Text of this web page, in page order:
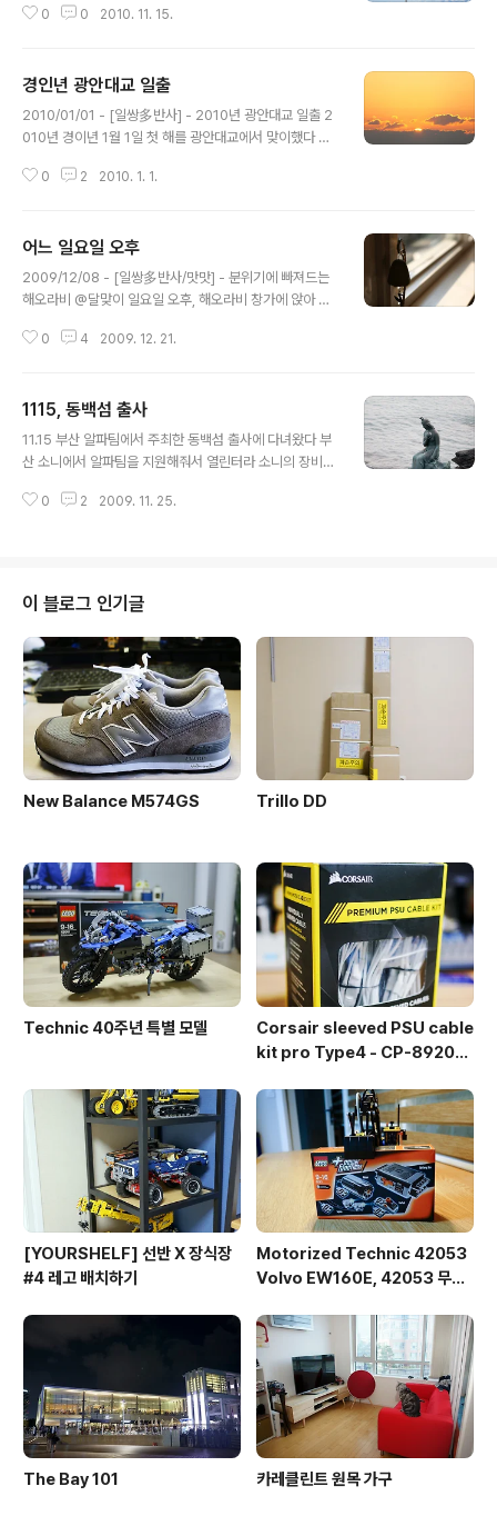
0 0 2010. 11. 15.
경인년 광안대교 일출
2010/01/01 - [일쌍多반사] - 2010년 광안대교 일출 2
010년 경이년 1월 1일 첫 해를 광안대교에서 맞이했다 바
해가 수~욱 떠오르는 걸 보며 올해도 행복하길 빌어본다 7
년! 경인년 새해! 새해 복 많이 받으세요 a550 & 80-200
F2.8 minolta 흑통
0 2 2010. 1. 1.
어느 일요일 오후
2009/12/08 - [일쌍多반사/맛맛] - 분위기에 빠져드는
해오라비 @달맞이 일요일 오후, 해오라비 창가에 앉아 따
는 화이트카페모카 입구 문고리에 이렇게 이쁜 장식이 :) 바
0 4 2009. 12. 21.
1115, 동백섬 출사
11.15 부산 알파팀에서 주최한 동백섬 출사에 다녀왔다 부
산 소니에서 알파팀을 지원해줘서 열린터라 소니의 장비들
G SSM 등등 가져간 200G 외에 많은 렌즈들을 사용해
300G SSM
0 2 2009. 11. 25.
이 블로그 인기글
New Balance M574GS Trillo DD
Technic 40주년 특별 모델
Corsair sleeved PSU cable
kit pro Type4 - CP-892015
[YOURSHELF] 선반 X 장식장
#4 레고 배치하기
Motorized Technic 42053
Volvo EW160E, 42053 무선
The Bay 101 카레클린트 원목 가구